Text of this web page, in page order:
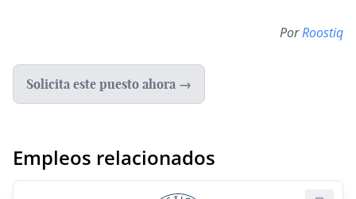
PorRoostiq
Solicita este puesto ahora →
Empleos relacionados